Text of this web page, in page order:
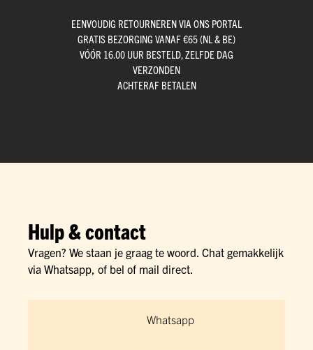
EENVOUDIG RETOURNEREN VIA ONS PORTAL
GRATIS BEZORGING VANAF €65 (NL & BE)
VÓÓR 16.00 UUR BESTELD, ZELFDE DAG
VERZONDEN
ACHTERAF BETALEN
Hulp & contact
Vragen? We staan je graag te woord. Chat gemakkelijk
via Whatsapp, of bel of mail direct.
Whatsapp